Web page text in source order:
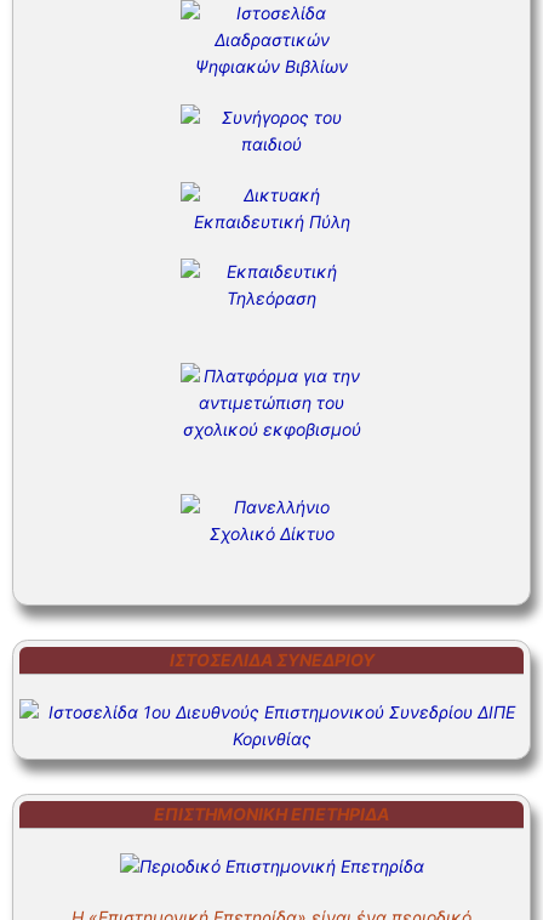
ΙΣΤΟΣΕΛΊΔΑ ΣΥΝΕΔΡΊΟΥ
ΕΠΙΣΤΗΜΟΝΙΚΗ ΕΠΕΤΗΡΙΔΑ